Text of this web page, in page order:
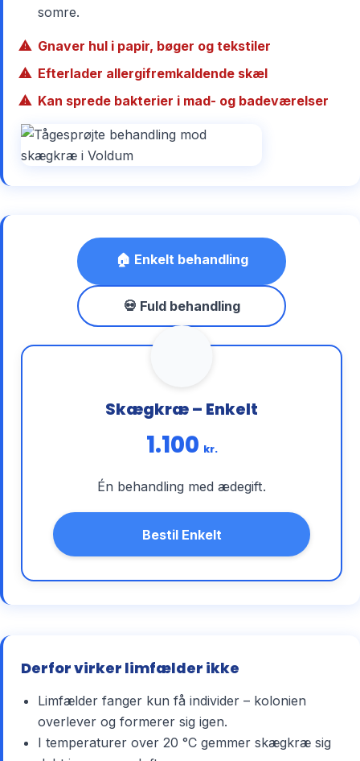
somre.
Gnaver hul i papir, bøger og tekstiler
Efterlader allergifremkaldende skæl
Kan sprede bakterier i mad- og badeværelser
🏠 Enkelt behandling
💀 Fuld behandling
Skægkræ – Enkelt
1.100 kr.
Én behandling med ædegift.
Bestil Enkelt
Derfor virker limfælder ikke
Limfælder fanger kun få individer – kolonien
overlever og formerer sig igen.
I temperaturer over 20 °C gemmer skægkræ sig